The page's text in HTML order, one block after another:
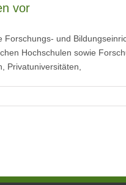
vor
und
Hochschulen sowie
Privatuniversitäten,